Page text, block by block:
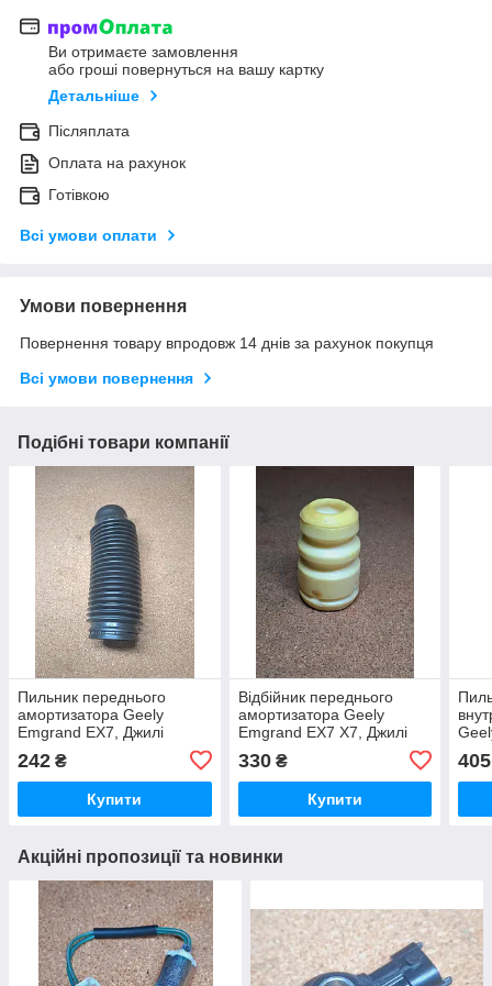
Ви отримаєте замовлення
або гроші повернуться на вашу картку
Детальніше
Післяплата
Оплата на рахунок
Готівкою
Всі умови оплати
Умови повернення
Повернення товару впродовж 14 днів за рахунок покупця
Всі умови повернення
Подібні товари компанії
Пильник переднього
амортизатора Geely
Emgrand EX7, Джилі
Емгранд ЕХ7
242 ₴
Купити
Відбійник переднього
амортизатора Geely
Emgrand EX7 X7, Джилі
Емгранд Х7
330₴
Купити
405
Акційні пропозиції та новинки